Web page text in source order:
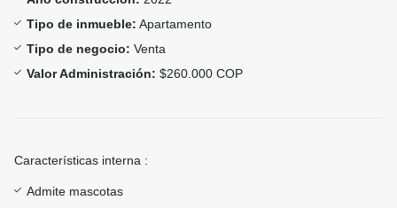
Tipo de inmueble: Apartamento
Tipo de negocio: Venta
Valor Administración: $260.000 COP
Características interna :
Admite mascotas